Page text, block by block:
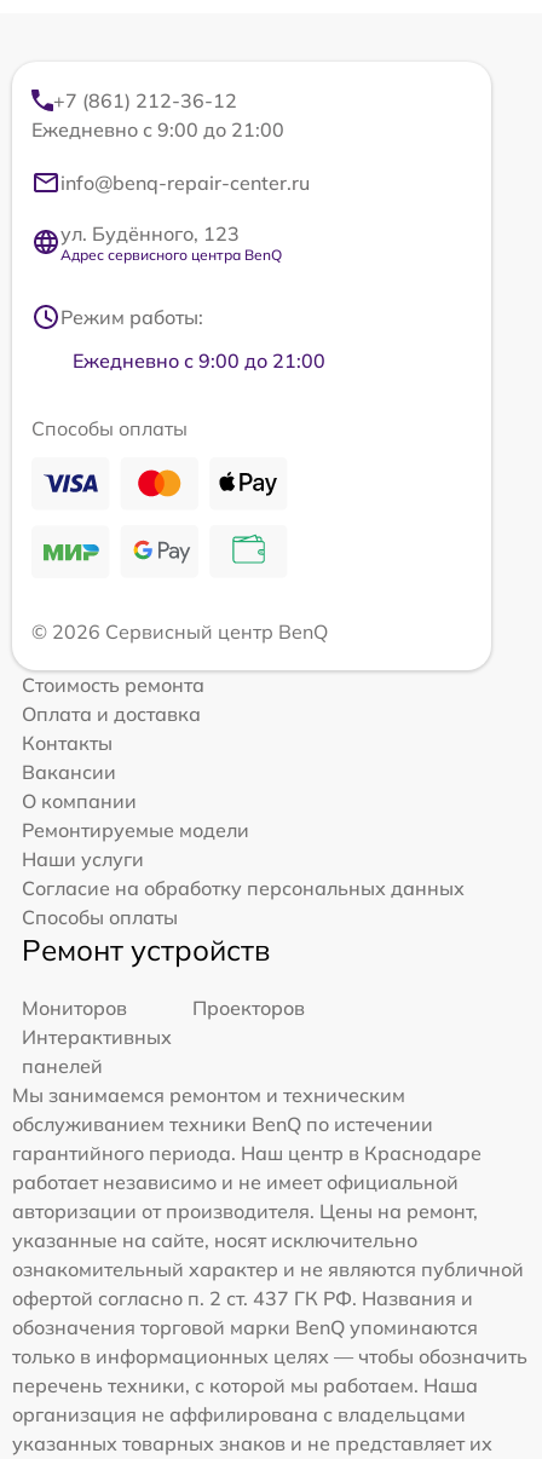
+7 (861) 212-36-12
Ежедневно с 9:00 до 21:00
info@benq-repair-center.ru
ул. Будённого, 123
Адрес сервисного центра BenQ
Режим работы:
Ежедневно с 9:00 до 21:00
Способы оплаты
© 2026 Сервисный центр BenQ
Стоимость ремонта
Оплата и доставка
Контакты
Вакансии
О компании
Ремонтируемые модели
Наши услуги
Согласие на обработку персональных данных
Способы оплаты
Ремонт устройств
Мониторов
Проекторов
Интерактивных
панелей
Мы занимаемся ремонтом и техническим
обслуживанием техники BenQ по истечении
гарантийного периода. Наш центр в Краснодаре
работает независимо и не имеет официальной
авторизации от производителя. Цены на ремонт,
указанные на сайте, носят исключительно
ознакомительный характер и не являются публичной
офертой согласно п. 2 ст. 437 ГК РФ. Названия и
обозначения торговой марки BenQ упоминаются
только в информационных целях — чтобы обозначить
перечень техники, с которой мы работаем. Наша
организация не аффилирована с владельцами
указанных товарных знаков и не представляет их